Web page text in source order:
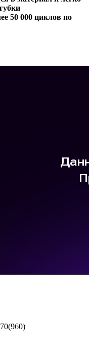
50 000 циклов по